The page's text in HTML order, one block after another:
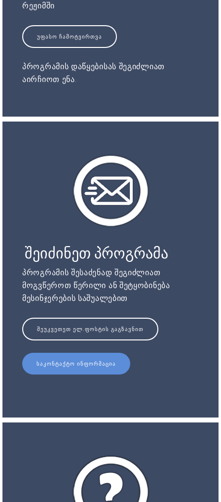
რეჟიმში
ᲣᲤᲐᲡᲝ ᲩᲐᲛᲝᲢᲕᲘᲠᲗᲕᲐ
პროგრამის დაწყებისას შეგიძლიათ
აირჩიოთ ენა.
შეიძინეთ პროგრამა
პროგრამის შესაძენად შეგიძლიათ
მოგვწეროთ წერილი ან შეტყობინება
მესინჯერების საშუალებით
ᲨᲔᲣᲙᲕᲔᲗᲔᲗ ᲔᲚ.ᲤᲝᲡᲢᲘᲡ ᲒᲐᲒᲖᲐᲕᲜᲘᲗ
ᲡᲐᲙᲝᲜᲢᲐᲥᲢᲝ ᲘᲜᲤᲝᲠᲛᲐᲪᲘᲐ